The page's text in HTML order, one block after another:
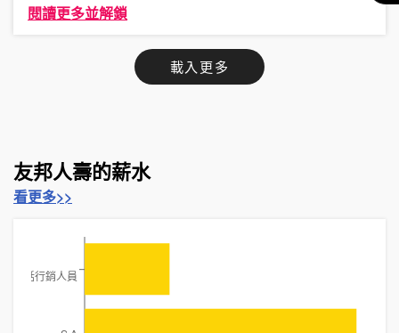
閱讀更多並解鎖
載入更多
友邦人壽的薪水
看更多>>
電話行銷人員